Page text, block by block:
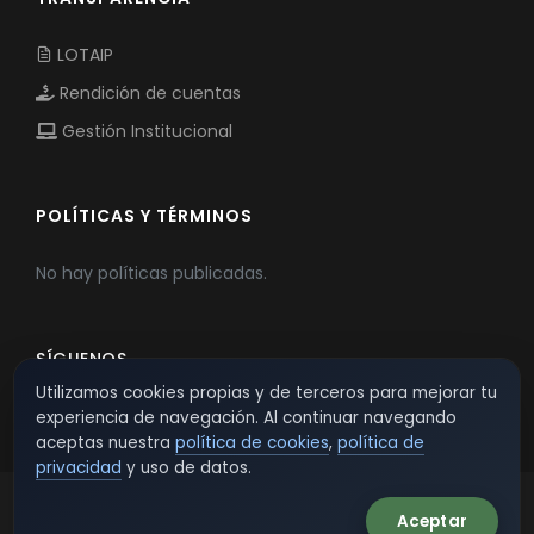
LOTAIP
Rendición de cuentas
Gestión Institucional
POLÍTICAS Y TÉRMINOS
No hay políticas publicadas.
SÍGUENOS
© 2026 TSW - TecnoServiWeb. All Rights Reserved.
Utilizamos cookies propias y de terceros para mejorar tu
experiencia de navegación. Al continuar navegando
aceptas nuestra política de cookies, política de
privacidad y uso de datos.
Aceptar